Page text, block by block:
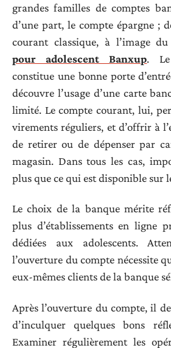
grandes familles de comptes
d’une part, le compte épargne ;
courant classique, à l’image
pour adolescent Banxup. Le
constitue une bonne porte
découvre l’usage d’une carte
limité. Le compte courant, lui,
virements réguliers, et d’offrir à
de retirer ou de dépenser par
magasin. Dans tous les cas,
plus que ce qui est disponible sur
Le choix de la banque mérite
plus d’établissements en ligne
dédiées aux adolescents.
l’ouverture du compte nécessite
eux-mêmes clients de la banque
Après l’ouverture du compte, il
d’inculquer quelques bons
Examiner régulièrement les